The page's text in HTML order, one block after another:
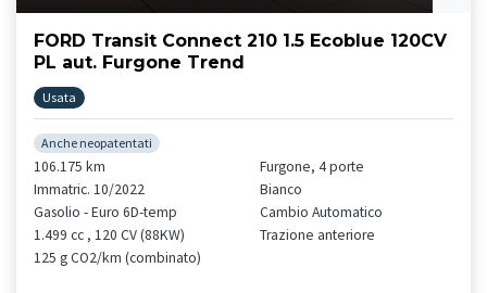
FORD Transit Connect 210 1.5 Ecoblue 120CV
PL aut. Furgone Trend
Usata
Anche neopatentati
106.175 km
Immatric. 10/2022
Gasolio - Euro 6D-temp
1.499 cc , 120 CV (88KW)
125 g CO2/km (combinato)
Furgone, 4 porte
Bianco
Cambio Automatico
Trazione anteriore